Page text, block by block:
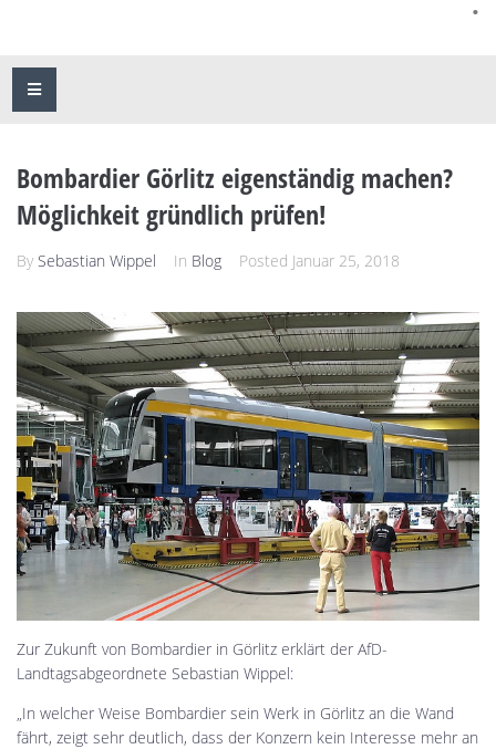
Bombardier Görlitz eigenständig machen?
Möglichkeit gründlich prüfen!
By Sebastian Wippel In Blog Posted Januar 25, 2018
Zur Zukunft von Bombardier in Görlitz erklärt der AfD-
Landtagsabgeordnete Sebastian Wippel:
„In welcher Weise Bombardier sein Werk in Görlitz an die Wand
fährt, zeigt sehr deutlich, dass der Konzern kein Interesse mehr an